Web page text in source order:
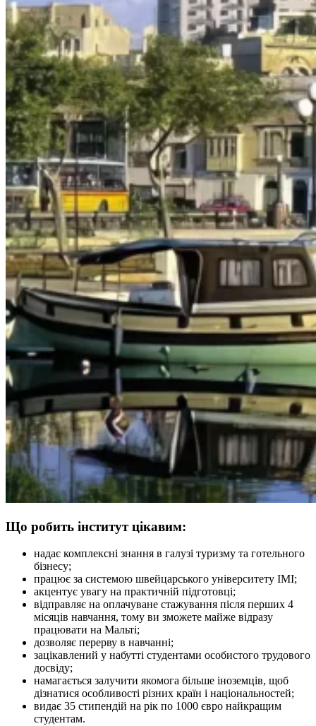
Що робить інститут цікавим:
надає комплексні знання в галузі туризму та готельного
бізнесу;
працює за системою швейцарського університету IMI;
акцентує увагу на практичній підготовці;
відправляє на оплачуване стажування після перших 4
місяців навчання, тому ви зможете майже відразу
працювати на Мальті;
дозволяє перерву в навчанні;
зацікавлений у набутті студентами особистого трудового
досвіду;
намагається залучити якомога більше іноземців, щоб
дізнатися особливості різних країн і національностей;
видає 35 стипендій на рік по 1000 євро найкращим
студентам.